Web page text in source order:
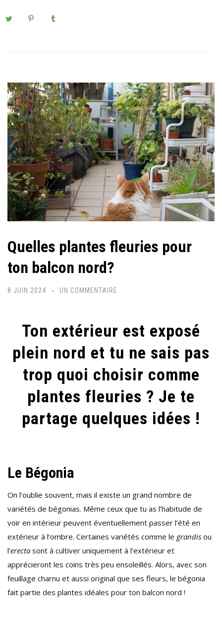
Quelles plantes fleuries pour
ton balcon nord?
8 JUIN 2024 UN COMMENTAIRE
FLEURIES
TON
BALCON
Ton extérieur est exposé
plein nord et tu ne sais pas
trop quoi choisir comme
plantes fleuries ? Je te
partage quelques idées !
Le Bégonia
On l’oublie souvent, mais il existe un grand nombre de
variétés de bégonias. Même ceux que tu as l’habitude de
voir en intérieur peuvent éventuellement passer l’été en
extérieur à l’ombre. Certaines variétés comme le grandis ou
l’erecta sont à cultiver uniquement à l’extérieur et
apprécieront les coins très peu ensoleillés. Alors, avec son
feuillage charnu et aussi original que ses fleurs, le bégonia
fait partie des plantes idéales pour ton balcon nord !